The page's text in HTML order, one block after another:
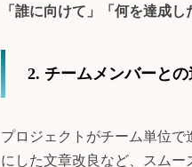
「誰に向けて」「何を達成し
2. チームメンバーと
プロジェクトがチーム単位
にした文章改良など、スムー